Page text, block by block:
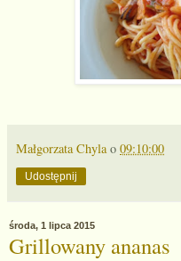
Małgorzata Chyla o 09:10:00
Udostępnij
środa, 1 lipca 2015
Grillowany ananas